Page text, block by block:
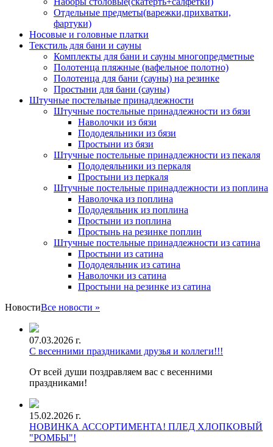
Отдельные предметы(варежки,прихватки,
фартуки)
Носовые и головные платки
Текстиль для бани и сауны
Комплекты для бани и сауны многопредметные
Полотенца пляжные (вафельное полотно)
Полотенца для бани (сауны) на резинке
Простыни для бани (сауны)
Штучные постельные принадлежности
Штучные постельные принадлежности из бязи
Наволочки из бязи
Пододеяльники из бязи
Простыни из бязи
Штучные постельные принадлежности из пекаля
Пододеяльники из перкаля
Простыни из перкаля
Штучные постельные принадлежности из поплина
Наволочка из поплина
Пододеяльник из поплина
Простыни из поплина
Простынь на резинке поплин
Штучные постельные принадлежности из сатина
Простыни из сатина
Пододеяльник из сатина
Наволочки из сатина
Простыни на резинке из сатина
НовостиВсе новости »
07.03.2026 г.
С весенними праздниками друзья и коллеги!!!
От всей души поздравляем вас с весенними
праздниками!
15.02.2026 г.
НОВИНКА АССОРТИМЕНТА! ПЛЕД ХЛОПКОВЫЙ
"РОМБЫ"!